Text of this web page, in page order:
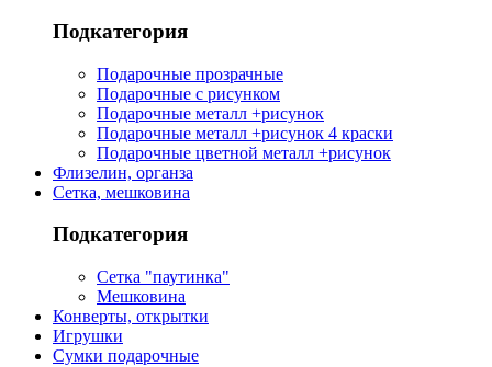
Подкатегория
Подарочные прозрачные
Подарочные с рисунком
Подарочные металл +рисунок
Подарочные металл +рисунок 4 краски
Подарочные цветной металл +рисунок
Флизелин, органза
Сетка, мешковина
Подкатегория
Сетка "паутинка"
Мешковина
Конверты, открытки
Игрушки
Сумки подарочные